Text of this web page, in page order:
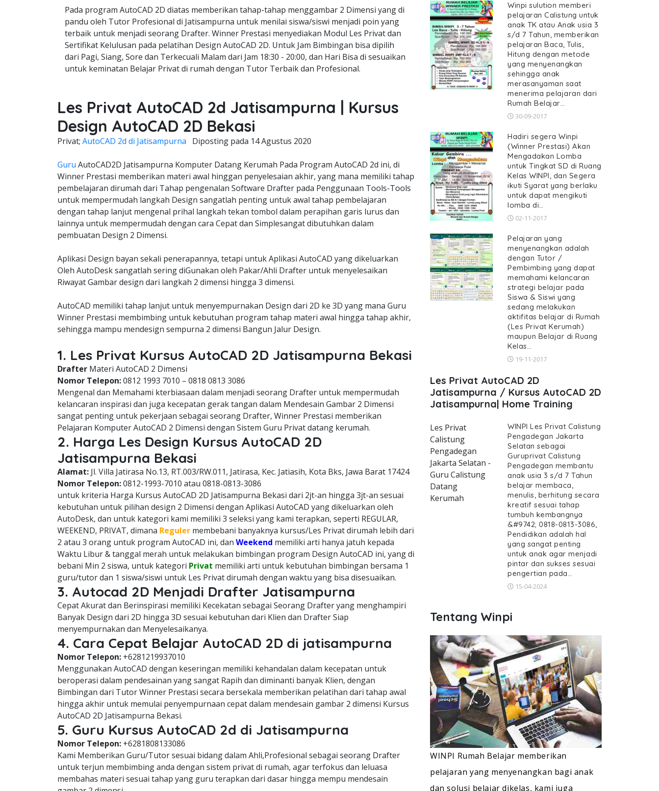
Pada program AutoCAD 2D diatas memberikan tahap-tahap menggambar 2 Dimensi yang di
pandu oleh Tutor Profesional di Jatisampurna untuk menilai siswa/siswi menjadi poin yang
terbaik untuk menjadi seorang Drafter. Winner Prestasi menyediakan Modul Les Privat dan
Sertifikat Kelulusan pada pelatihan Design AutoCAD 2D. Untuk Jam Bimbingan bisa dipilih
dari Pagi, Siang, Sore dan Terkecuali Malam dari Jam 18:30 - 20:00, dan Hari Bisa di sesuaikan
untuk keminatan Belajar Privat di rumah dengan Tutor Terbaik dan Profesional.
Les Privat AutoCAD 2d Jatisampurna | Kursus
Design AutoCAD 2D Bekasi
Privat; AutoCAD 2d di Jatisampurna Diposting pada 14 Agustus 2020
Guru AutoCAD2D Jatisampurna Komputer Datang Kerumah Pada Program AutoCAD 2d ini, di
Winner Prestasi memberikan materi awal hinggan penyelesaian akhir, yang mana memiliki tahap
pembelajaran dirumah dari Tahap pengenalan Software Drafter pada Penggunaan Tools-Tools
untuk mempermudah langkah Design sangatlah penting untuk awal tahap pembelajaran
dengan tahap lanjut mengenal prihal langkah tekan tombol dalam perapihan garis lurus dan
lainnya untuk mempermudah dengan cara Cepat dan Simplesangat dibutuhkan dalam
pembuatan Design 2 Dimensi.
Aplikasi Design bayan sekali penerapannya, tetapi untuk Aplikasi AutoCAD yang dikeluarkan
Oleh AutoDesk sangatlah sering diGunakan oleh Pakar/Ahli Drafter untuk menyelesaikan
Riwayat Gambar design dari langkah 2 dimensi hingga 3 dimensi.
AutoCAD memiliki tahap lanjut untuk menyempurnakan Design dari 2D ke 3D yang mana Guru
Winner Prestasi membimbing untuk kebutuhan program tahap materi awal hingga tahap akhir,
sehingga mampu mendesign sempurna 2 dimensi Bangun Jalur Design.
1. Les Privat Kursus AutoCAD 2D Jatisampurna Bekasi
Drafter Materi AutoCAD 2 Dimensi
Nomor Telepon:0812 1993 7010 – 0818 0813 3086
Mengenal dan Memahami kterbiasaan dalam menjadi seorang Drafter untuk mempermudah
kelancaran inspirasi dan juga kecepatan gerak tangan dalam Mendesain Gambar 2 Dimensi
sangat penting untuk pekerjaan sebagai seorang Drafter, Winner Prestasi memberikan
Pelajaran Komputer AutoCAD 2 Dimensi dengan Sistem Guru Privat datang kerumah.
2. Harga Les Design Kursus AutoCAD 2D
Jatisampurna Bekasi
Alamat: Jl. Villa Jatirasa No.13, RT.003/RW.011, Jatirasa, Kec. Jatiasih, Kota Bks, Jawa Barat 17424
Nomor Telepon:0812-1993-7010 atau 0818-0813-3086
untuk kriteria Harga Kursus AutoCAD 2D Jatisampurna Bekasi dari 2jt-an hingga 3jt-an sesuai
kebutuhan untuk pilihan design 2 Dimensi dengan Aplikasi AutoCAD yang dikeluarkan oleh
AutoDesk, dan untuk kategori kami memiliki 3 seleksi yang kami terapkan, seperti REGULAR,
WEEKEND, PRIVAT, dimana Reguler membebani banyaknya kursus/Les Privat dirumah lebih dari
2 atau 3 orang untuk program AutoCAD ini, dan Weekend memiliki arti hanya jatuh kepada
Waktu Libur & tanggal merah untuk melakukan bimbingan program Design AutoCAD ini, yang di
bebani Min 2 siswa, untuk kategori Privat memiliki arti untuk kebutuhan bimbingan bersama 1
guru/tutor dan 1 siswa/siswi untuk Les Privat dirumah dengan waktu yang bisa disesuaikan.
3. Autocad 2D Menjadi Drafter Jatisampurna
Cepat Akurat dan Berinspirasi memiliki Kecekatan sebagai Seorang Drafter yang menghampiri
Banyak Design dari 2D hingga 3D sesuai kebutuhan dari Klien dan Drafter Siap
menyempurnakan dan Menyelesaikanya.
4. Cara Cepat Belajar AutoCAD 2D di jatisampurna
Nomor Telepon: +6281219937010
Menggunakan AutoCAD dengan keseringan memiliki kehandalan dalam kecepatan untuk
beroperasi dalam pendesainan yang sangat Rapih dan diminanti banyak Klien, dengan
Bimbingan dari Tutor Winner Prestasi secara bersekala memberikan pelatihan dari tahap awal
hingga akhir untuk memulai penyempurnaan cepat dalam mendesain gambar 2 dimensi Kursus
AutoCAD 2D Jatisampurna Bekasi.
5. Guru Kursus AutoCAD 2d di Jatisampurna
Nomor Telepon: +6281808133086
Kami Memberikan Guru/Tutor sesuai bidang dalam Ahli,Profesional sebagai seorang Drafter
untuk terjun membimbing anda dengan sistem privat di rumah, agar terfokus dan leluasa
membahas materi sesuai tahap yang guru terapkan dari dasar hingga mempu mendesain
Winpi sulution memberi
pelajaran Calistung untuk
anak TK atau Anak usia 3
s/d 7 Tahun, memberikan
pelajaran Baca, Tulis,
Hitung dengan metode
yang menyenangkan
sehingga anak
merasanyaman saat
menerima pelajaran dari
Rumah Belajar…
30-09-2017
Hadiri segera Winpi
(Winner Prestasi) Akan
Mengadakan Lomba
untuk Tingkat SD di Ruang
Kelas WINPI, dan Segera
ikuti Syarat yang berlaku
untuk dapat mengikuti
lomba di…
02-11-2017
Pelajaran yang
menyenangkan adalah
dengan Tutor /
Pembimbing yang dapat
memahami kelancaran
strategi belajar pada
Siswa & Siswi yang
sedang melakukan
aktifitas belajar di Rumah
(Les Privat Kerumah)
maupun Belajar di Ruang
Kelas…
19-11-2017
Les Privat AutoCAD 2D
Jatisampurna / Kursus AutoCAD 2D
Jatisampurna| Home Training
Les Privat
Calistung
Pengadegan
Jakarta Selatan -
Guru Calistung
Datang
Kerumah
WINPI Les Privat Calistung
Pengadegan Jakarta
Selatan sebagai
Guruprivat Calistung
Pengadegan membantu
anak usia 3 s/d 7 Tahun
belajar membaca,
menulis, berhitung secara
kreatif sesuai tahap
tumbuh kembangnya
&#9742; 0818-0813-3086,
Pendidikan adalah hal
yang sangat penting
untuk anak agar menjadi
pintar dan sukses sesuai
pengertian pada…
15-04-2024
Tentang Winpi
WINPI Rumah Belajar memberikan
pelajaran yang menyenangkan bagi anak
dan solusi belajar dikelas, kami juga